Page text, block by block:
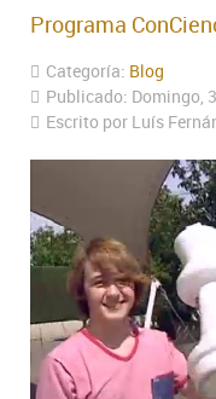
Programa
Categoría: Blog
Publicado: Domingo,
Escrito por Luís